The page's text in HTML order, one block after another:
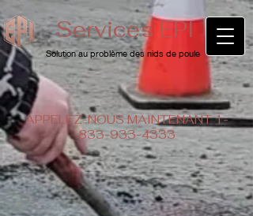
Services EPI
Solution au problème des nids de poule
APPELEZ-NOUS MAINTENANT1-
833-933-4333